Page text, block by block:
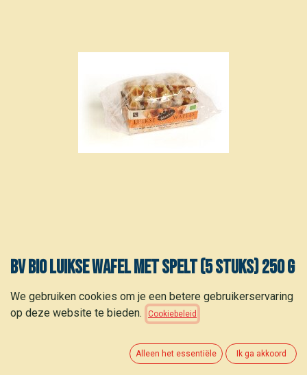
BV Bio Luikse wafel met spelt (5 stuks) 250 g
3,40€ (13,60€/kg)
We gebruiken cookies om je een betere gebruikerservaring
op deze website te bieden.
Cookiebeleid
Alleen het essentiële Ik ga akkoord